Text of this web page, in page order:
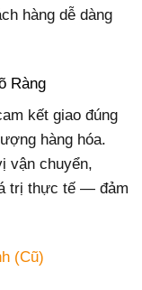
hàng dễ dàng
Ràng
kết giao đúng
hàng hóa.
vận chuyển,
trị thực tế — đảm
(Cũ)